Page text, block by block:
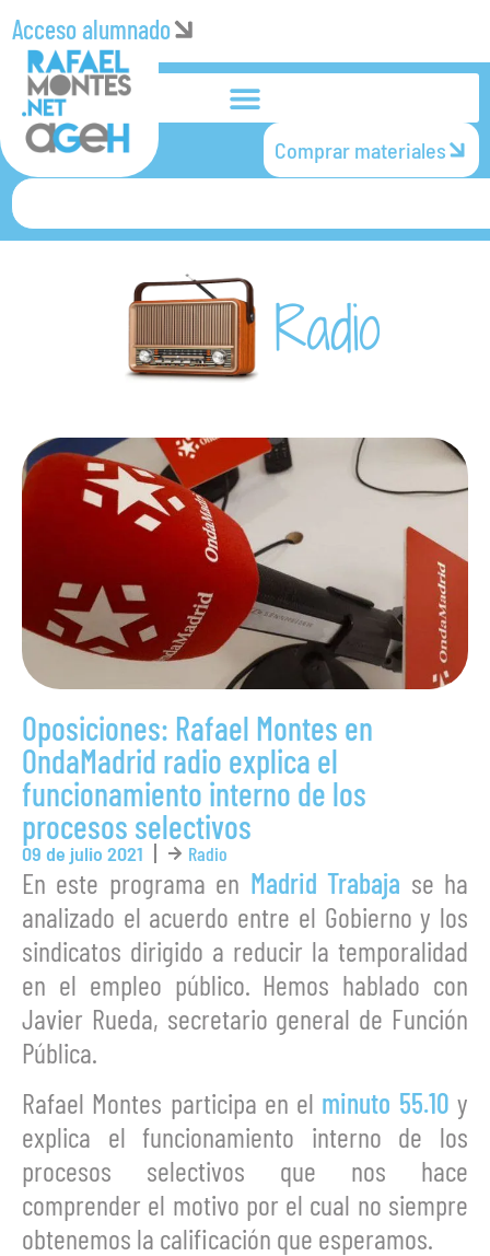
Acceso alumnado
Comprar materiales
Radio
Oposiciones: Rafael Montes en
OndaMadrid radio explica el
funcionamiento interno de los
procesos selectivos
09 de julio 2021 Radio
En este programa en Madrid Trabaja se ha
analizado el acuerdo entre el Gobierno y los
sindicatos dirigido a reducir la temporalidad
en el empleo público. Hemos hablado con
Javier Rueda, secretario general de Función
Pública.
Rafael Montes participa en el minuto 55.10 y
explica el funcionamiento interno de los
procesos selectivos que nos hace
comprender el motivo por el cual no siempre
obtenemos la calificación que esperamos.